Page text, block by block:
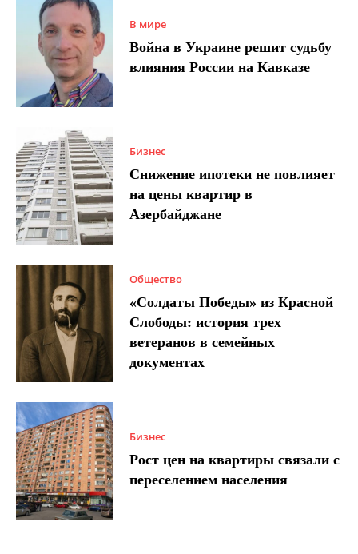
В мире
Война в Украине решит судьбу
влияния России на Кавказе
Бизнес
Снижение ипотеки не повлияет
на цены квартир в
Азербайджане
Общество
«Солдаты Победы» из Красной
Слободы: история трех
ветеранов в семейных
документах
Бизнес
Рост цен на квартиры связали с
переселением населения